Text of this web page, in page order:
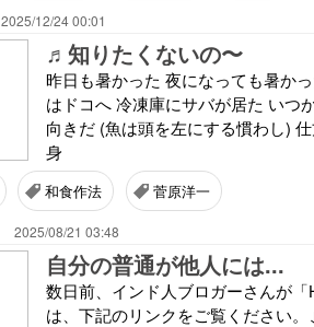
2025/12/24 00:01
♬知りたくないの〜
昨日も暑かった 夜になっても暑か
はドコへ 冷凍庫にサバが居た いつ
向きだ (魚は頭を左にする慣わし)
身
和食作法 菅原洋一
2025/08/21 03:48
自分の普通が他人には...
数日前、インド人ブロガーさんが
は、下記のリンクをご覧ください